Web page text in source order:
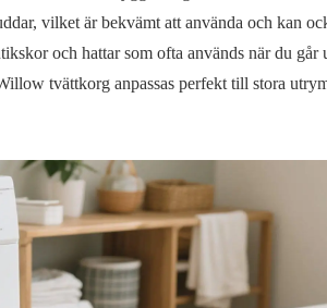
vilket är bekvämt att använda och kan
och hattar som ofta används när du går
tvättkorg anpassas perfekt till stora